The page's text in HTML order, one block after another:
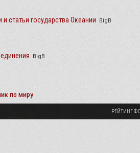
и статьи государства Океании BigB
BigB
по миру
РЕЙТИНГ